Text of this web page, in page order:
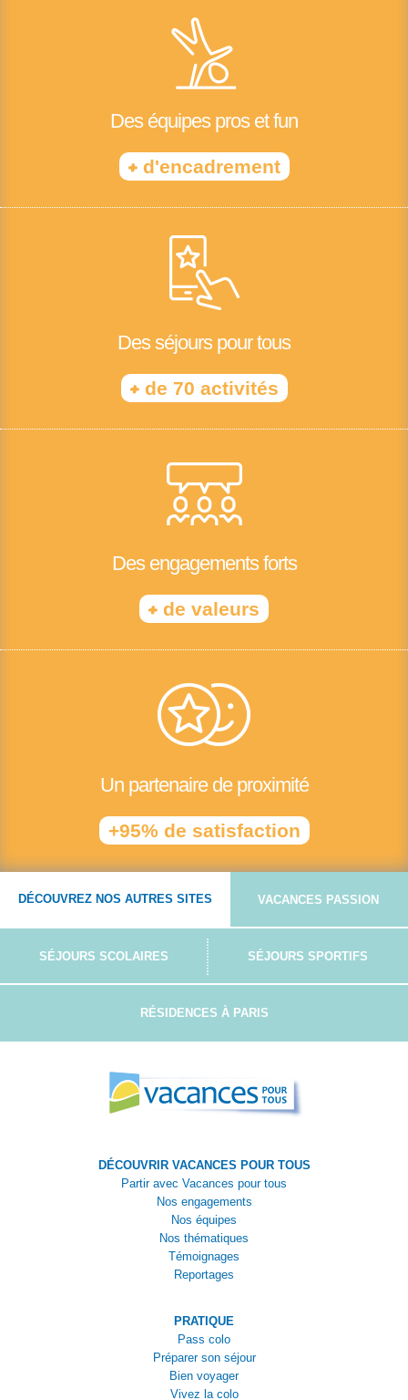
Des équipes pros et fun
+d'encadrement
Des séjours pour tous
+de 70 activités
Des engagements forts
+ de valeurs
Un partenaire de proximité
+95% de satisfaction
DÉCOUVREZ NOS AUTRES SITES VACANCES PASSION
SÉJOURS SCOLAIRES SÉJOURS SPORTIFS
RÉSIDENCES À PARIS
DÉCOUVRIR VACANCES POUR TOUS
Partir avec Vacances pour tous
Nos engagements
Nos équipes
Nos thématiques
Témoignages
Reportages
PRATIQUE
Pass colo
Préparer son séjour
Bien voyager
Vivez la colo